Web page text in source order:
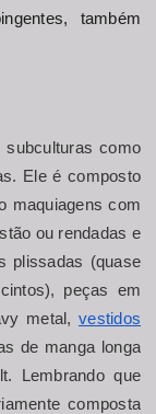
também
como
Ele é composto
maquiagens com
ou rendadas e
plissadas (quase
peças em
metal, vestidos
de manga longa
Lembrando que
composta